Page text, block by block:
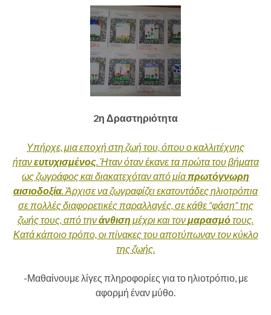
2η Δραστηριότητα
Υπήρχε, μια εποχή στη ζωή του, όπου ο καλλιτέχνης
ήτανευτυχισμένος. Ήταν όταν έκανε τα πρώτα του βήματα
ως ζωγράφος και διακατεχόταν από μίαπρωτόγνωρη
αισιοδοξία. Άρχισε να ζωγραφίζει εκατοντάδες ηλιοτρόπια
σε πολλές διαφορετικές παραλλαγές, σε κάθε “φάση” της
ζωής τους, από τηνάνθιση μέχρι και τονμαρασμότους.
Κατά κάποιο τρόπο, οι πίνακες του αποτύπωναν τον κύκλο
της ζωής.
-Μαθαίνουμε λίγες πληροφορίες για το ηλιοτρόπιο, με
αφορμή έναν μύθο.